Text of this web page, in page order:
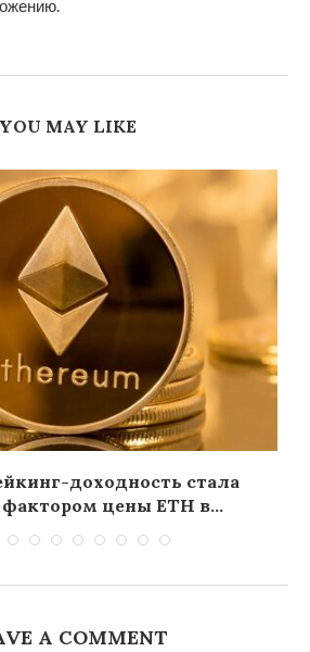
YOU MAY LIKE
доходность стала
цены ETH в...
A COMMENT